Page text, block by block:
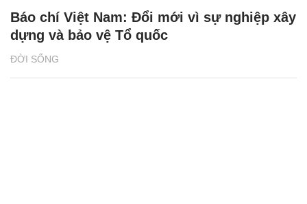
ĐỜI SỐNG
Báo chí Việt Nam: Đổi mới vì sự nghiệp xây
dựng và bảo vệ Tổ quốc